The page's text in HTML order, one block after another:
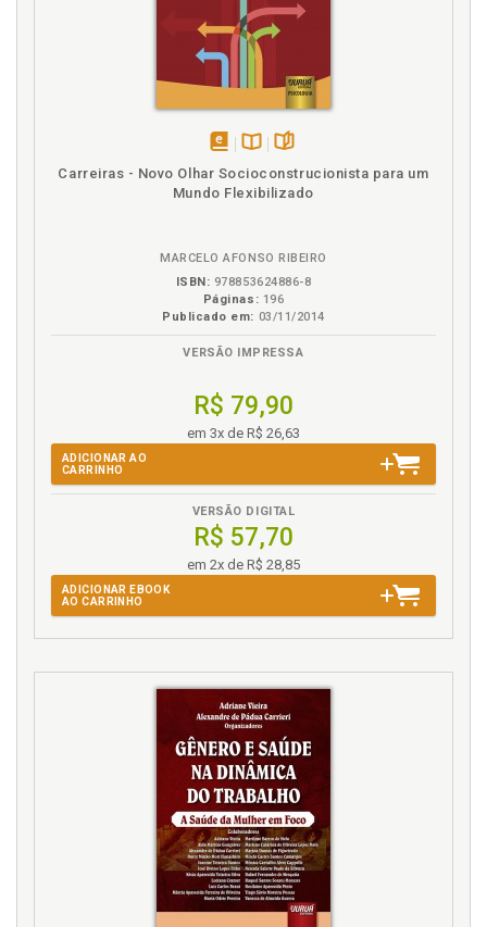
Varejo. Covid-19 e os impactos na economia e no
em
na
Carreiras - Novo Olhar Socioconstrucionista para um
Mundo Flexibilizado
MARCELO AFONSO RIBEIRO
ISBN: 978853624886-8
Páginas: 196
Publicado em: 03/11/2014
VERSÃO IMPRESSA
R$ 79,90
em 3x de R$ 26,63
ADICIONAR AO
CARRINHO
VERSÃO DIGITAL
R$ 57,70
em 2x de R$ 28,85
ADICIONAR EBOOK
AO CARRINHO